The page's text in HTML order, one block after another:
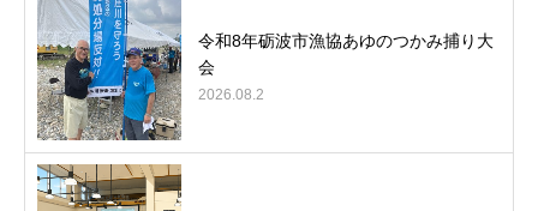
令和8年砺波市漁協あゆのつかみ捕り大
会
2026.08.2